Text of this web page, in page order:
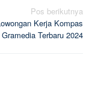
Pos berikutnya
Kerja Kompas
Gramedia Terbaru 2024